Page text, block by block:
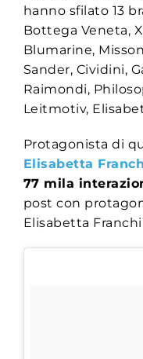
hanno sfilato 13
Bottega Veneta,
Blumarine,
Sander, Cividini,
Raimondi,
Leitmotiv,
Protagonista di
Elisabetta
77 mila
post con
Elisabetta